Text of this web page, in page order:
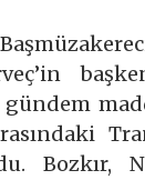
gündem
Bozkır,